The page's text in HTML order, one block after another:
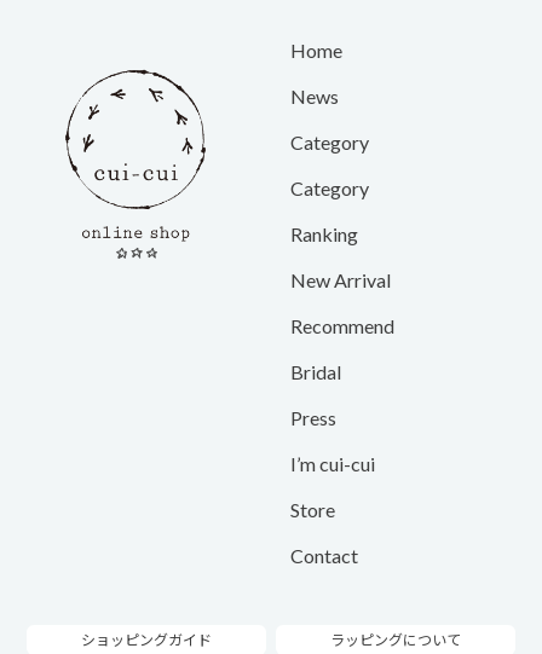
Home
News
Category
Category
Ranking
New Arrival
Recommend
Bridal
Press
I’m cui-cui
Store
Contact
ショッピングガイド ラッピングについて